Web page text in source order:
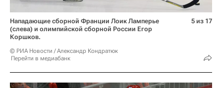
Нападающие сборной Франции Лоик Ламперье
(слева) и олимпийской сборной России Егор
Коршков.
© РИА Новости / Александр Кондратюк
Перейти в медиабанк
5 из 17